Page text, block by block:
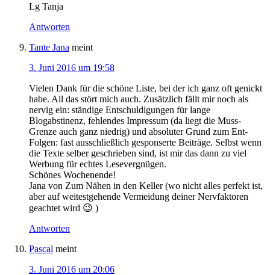
Lg Tanja
Antworten
Tante Jana meint
3. Juni 2016 um 19:58
Vielen Dank für die schöne Liste, bei der ich ganz oft genickt
habe. All das stört mich auch. Zusätzlich fällt mir noch als
nervig ein: ständige Entschuldigungen für lange
Blogabstinenz, fehlendes Impressum (da liegt die Muss-
Grenze auch ganz niedrig) und absoluter Grund zum Ent-
Folgen: fast ausschließlich gesponserte Beiträge. Selbst wenn
die Texte selber geschrieben sind, ist mir das dann zu viel
Werbung für echtes Lesevergnügen.
Schönes Wochenende!
Jana von Zum Nähen in den Keller (wo nicht alles perfekt ist,
aber auf weitestgehende Vermeidung deiner Nervfaktoren
geachtet wird 😉 )
Antworten
Pascal meint
3. Juni 2016 um 20:06